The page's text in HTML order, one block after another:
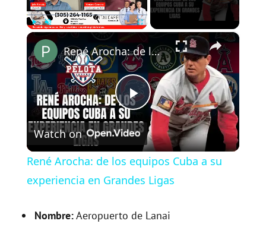
×
P
a
y
René Arocha: de los equipos Cuba a su experiencia en Grandes Ligas
Watch on
René Arocha: de los equipos Cuba a su
experiencia en Grandes Ligas
Nombre:Aeropuerto de Lanai